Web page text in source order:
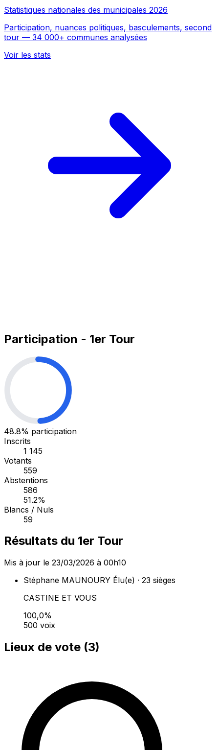
Statistiques nationales des municipales 2026
Participation, nuances politiques, basculements, second
tour — 34 000+ communes analysées
Voir les stats
Participation - 1er Tour
48.8% participation
Inscrits
1 145
Votants
559
Abstentions
586
51.2%
Blancs / Nuls
59
Résultats du 1er Tour
Mis à jour le 23/03/2026 à 00h10
Stéphane MAUNOURY Élu(e) · 23 sièges
CASTINE ET VOUS
100,0%
500 voix
Lieux de vote (3)